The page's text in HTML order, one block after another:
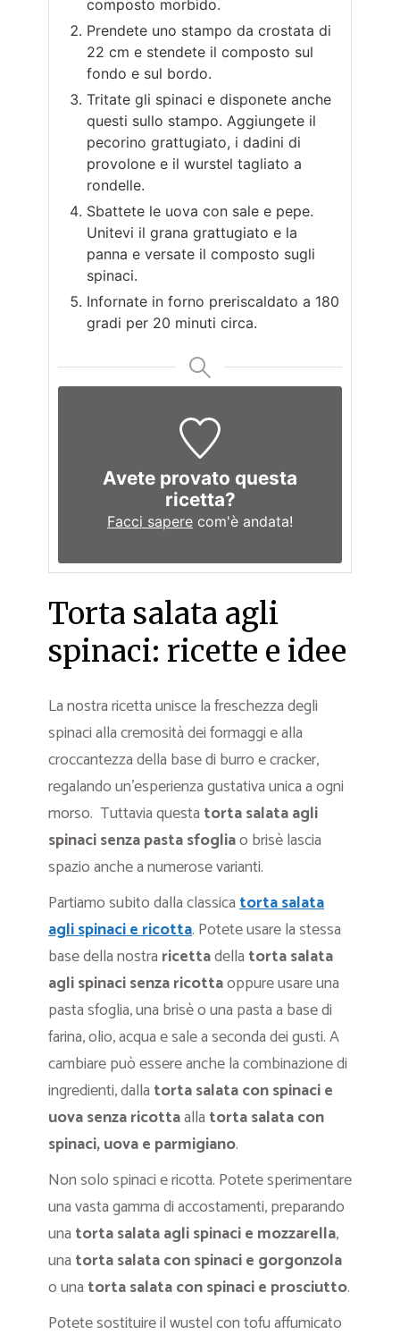
composto morbido.
Prendete uno stampo da crostata di
22 cm e stendete il composto sul
fondo e sul bordo.
Tritate gli spinaci e disponete anche
questi sullo stampo. Aggiungete il
pecorino grattugiato, i dadini di
provolone e il wurstel tagliato a
rondelle.
Sbattete le uova con sale e pepe.
Unitevi il grana grattugiato e la
panna e versate il composto sugli
spinaci.
Infornate in forno preriscaldato a 180
gradi per 20 minuti circa.
Avete provato questa
ricetta?
Facci sapere com'è andata!
Torta salata agli
spinaci: ricette e idee
La nostra ricetta unisce la freschezza degli
spinaci alla cremosità dei formaggi e alla
croccantezza della base di burro e cracker,
regalando un’esperienza gustativa unica a ogni
morso. Tuttavia questa torta salata agli
spinaci senza pasta sfogliao brisè lascia
spazio anche a numerose varianti.
Partiamo subito dalla classicatorta salata
agli spinaci e ricotta. Potete usare la stessa
base della nostra ricettadella torta salata
agli spinaci senza ricottaoppure usare una
pasta sfoglia, una brisè o una pasta a base di
farina, olio, acqua e sale a seconda dei gusti. A
cambiare può essere anche la combinazione di
ingredienti, dalla torta salata con spinaci e
uova senza ricottaalla torta salata con
spinaci, uova e parmigiano.
Non solo spinaci e ricotta. Potete sperimentare
una vasta gamma di accostamenti, preparando
una torta salata agli spinaci e mozzarella,
una torta salata con spinaci e gorgonzola
o una torta salata con spinaci e prosciutto.
Potete sostituire il wustel con tofu affumicato